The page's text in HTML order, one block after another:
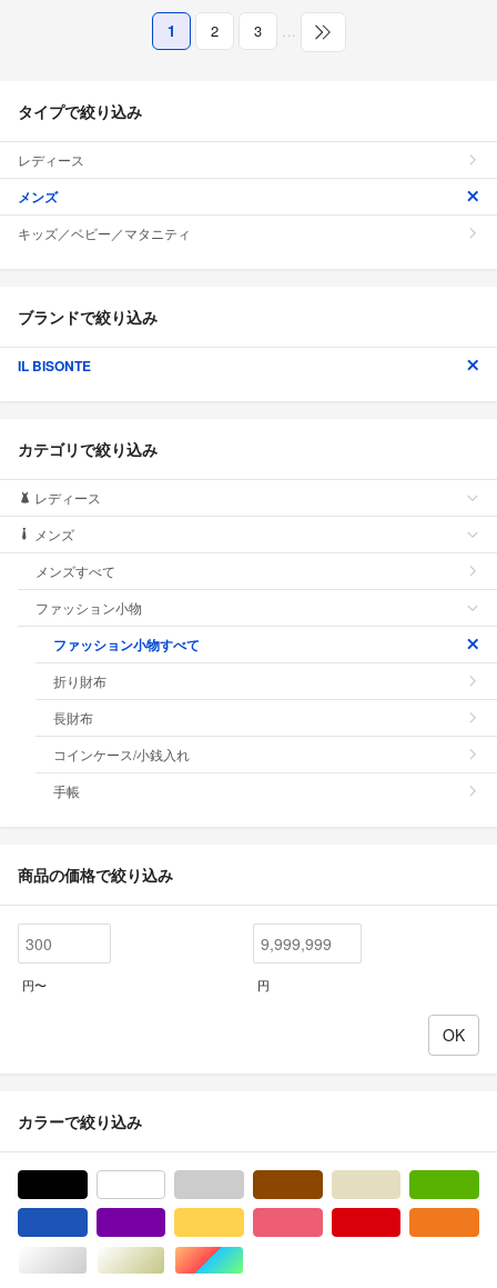
1 2 3 …
タイプで絞り込み
レディース
メンズ
キッズ／ベビー／マタニティ
ブランドで絞り込み
IL BISONTE
カテゴリで絞り込み
レディース
メンズ
メンズすべて
ファッション小物
ファッション小物すべて
折り財布
長財布
コインケース/小銭入れ
手帳
商品の価格で絞り込み
円〜 円
カラーで絞り込み
シルバー/銀色系ゴールド/金色系マルチカラー